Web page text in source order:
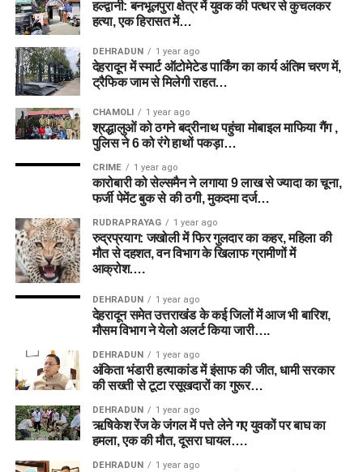
हल्द्वानी: बनभूलपुरा क्षेत्र में युवक की पत्थर से कुचलकर
हत्या, एक हिरासत में…
DEHRADUN 1 year ago
देहरादून में स्मार्ट ऑटोमेटेड पार्किंग का कार्य अंतिम चरण में,
ट्रैफिक जाम से मिलेगी राहत…
CHAMOLI 1 year ago
श्रद्धालुओं को ठगने बद्रीनाथ पहुंचा मोबाइल माफिया गैंग ,
पुलिस ने 6 को रंगे हाथों पकड़ा…
CRIME 1 year ago
कारोबारी को सेल्समैन ने लगाया 9 लाख से ज्यादा का चूना,
फर्जी पेमेंट बुक से की ठगी, मुकदमा दर्ज…
RUDRAPRAYAG 1 year ago
रुद्रप्रयाग: जखोली में फिर गुलदार का कहर, महिला की
मौत से दहशत, वन विभाग के खिलाफ ग्रामीणों में
आक्रोश….
DEHRADUN 1 year ago
देहरादून समेत उत्तराखंड के कई जिलों में आज भी बारिश,
मौसम विभाग ने येलो अलर्ट किया जारी….
DEHRADUN 1 year ago
अंकिता भंडारी हत्याकांड में इंसाफ की जीत, धामी सरकार
की सख्ती से टूटा रसूखदारों का गुरूर…
DEHRADUN 1 year ago
ऋषिकेश रेंज के जंगल में पत्ते लेने गए युवकों पर बाघ का
हमला, एक की मौत, दूसरा घायल….
DEHRADUN 1 year ago